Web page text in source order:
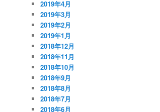
2019年4月
2019年3月
2019年2月
2019年1月
2018年12月
2018年11月
2018年10月
2018年9月
2018年8月
2018年7月
2018年6月